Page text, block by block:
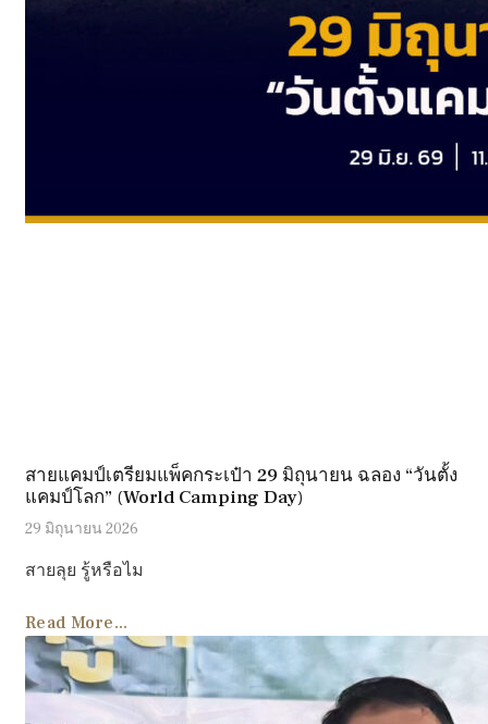
สายแคมป์เตรียมแพ็คกระเป๋า 29 มิถุนายน ฉลอง “วันตั้ง
แคมป์โลก” (World Camping Day)
29 มิถุนายน 2026
สายลุย รู้หรือไม
Read More...